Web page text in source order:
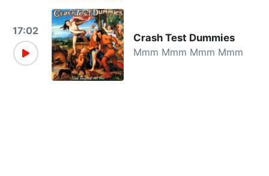
17:02
Crash Test Dummies
Mmm Mmm Mmm Mmm